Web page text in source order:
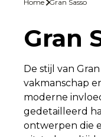
Home Gran Sasso
Gran
De stijl van
vakmanschap
moderne
gedetailleerd
ontwerpen die